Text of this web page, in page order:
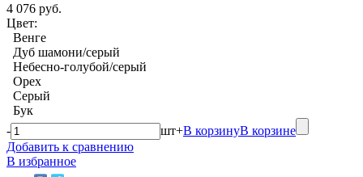
4 076 руб.
Цвет:
Венге
Дуб шамони/серый
Небесно-голубой/серый
Орех
Серый
Бук
-
шт+В корзинуВ корзине
Добавить к сравнению
В избранное